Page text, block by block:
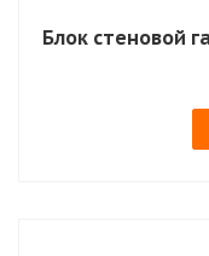
Блок стеновой